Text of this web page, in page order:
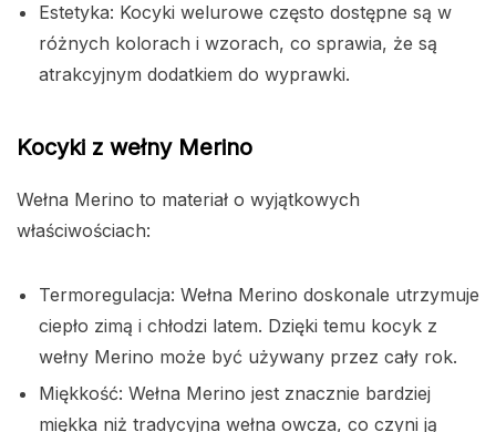
Estetyka: Kocyki welurowe często dostępne są w
różnych kolorach i wzorach, co sprawia, że są
atrakcyjnym dodatkiem do wyprawki.
Kocyki z wełny Merino
Wełna Merino to materiał o wyjątkowych
właściwościach:
Termoregulacja: Wełna Merino doskonale utrzymuje
ciepło zimą i chłodzi latem. Dzięki temu kocyk z
wełny Merino może być używany przez cały rok.
Miękkość: Wełna Merino jest znacznie bardziej
miękka niż tradycyjna wełna owcza, co czyni ją